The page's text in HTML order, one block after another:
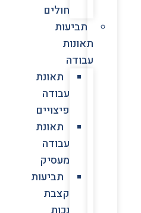
חולים
תביעות
תאונות
עבודה
תאונת
עבודה
פיצויים
תאונת
עבודה
מעסיק
תביעות
קצבת
נכות